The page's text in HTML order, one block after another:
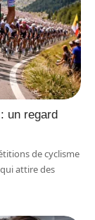
un regard
de cyclisme
attire des